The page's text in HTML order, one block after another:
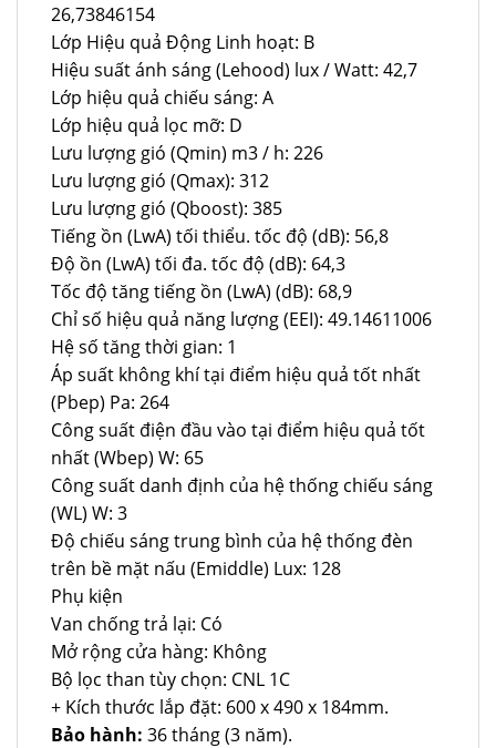
26,73846154
Lớp Hiệu quả Động Linh hoạt: B
Hiệu suất ánh sáng (Lehood) lux / Watt: 42,7
Lớp hiệu quả chiếu sáng: A
Lớp hiệu quả lọc mỡ: D
Lưu lượng gió (Qmin) m3 / h: 226
Lưu lượng gió (Qmax): 312
Lưu lượng gió (Qboost): 385
Tiếng ồn (LwA) tối thiểu. tốc độ (dB): 56,8
Độ ồn (LwA) tối đa. tốc độ (dB): 64,3
Tốc độ tăng tiếng ồn (LwA) (dB): 68,9
Chỉ số hiệu quả năng lượng (EEI): 49.14611006
Hệ số tăng thời gian: 1
Áp suất không khí tại điểm hiệu quả tốt nhất
(Pbep) Pa: 264
Công suất điện đầu vào tại điểm hiệu quả tốt
nhất (Wbep) W: 65
Công suất danh định của hệ thống chiếu sáng
(WL) W: 3
Độ chiếu sáng trung bình của hệ thống đèn
trên bề mặt nấu (Emiddle) Lux: 128
Phụ kiện
Van chống trả lại: Có
Mở rộng cửa hàng: Không
Bộ lọc than tùy chọn: CNL 1C
+ Kích thước lắp đặt: 600 x 490 x 184mm.
Bảo hành: 36 tháng (3 năm).